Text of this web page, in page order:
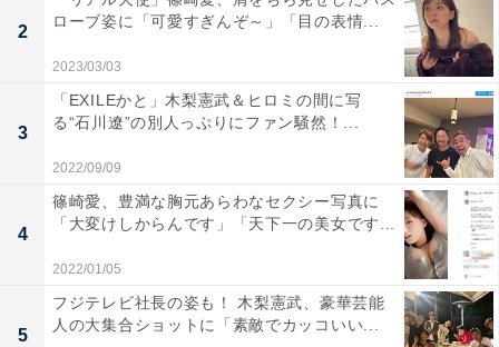
2
ローブ姿に「可愛すぎんぞ～」「目の表情...
2023/03/03
3
「EXILEかと」木梨憲武＆ヒロミの間に写
る“石川遼”の別人っぷりにファン騒然！...
2022/09/09
4
篠崎愛、豊満な胸元あらわなセクシー写真に
「大変けしからんです」「天下一の美女です...
2022/01/05
5
フジテレビ社長の姿も！ 木梨憲武、豪華芸能
人の大集合ショットに「素敵でカッコいい...